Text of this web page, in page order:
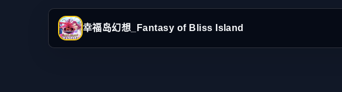
幸福岛幻想_Fantasy of Bliss Island